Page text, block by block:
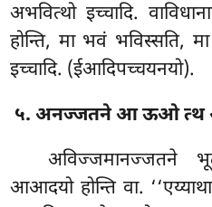
अभवित्थो इच्चादि.
होन्ति, मा भवं भविस्सति,
इच्चादि. (ईआदिपच्चयनयो).
५. अनज्जतने आ ऊओ त्थ अ
अविज्जमानज्जतने
आआदयो होन्ति वा.